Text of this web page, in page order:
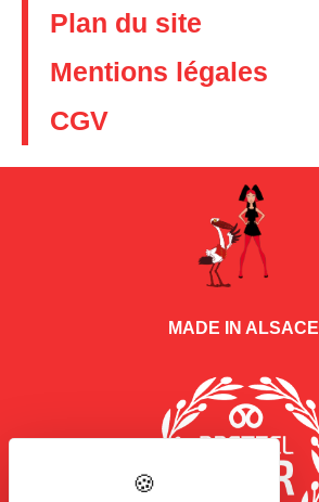
Plan du site
Mentions légales
CGV
MADE IN ALSACE